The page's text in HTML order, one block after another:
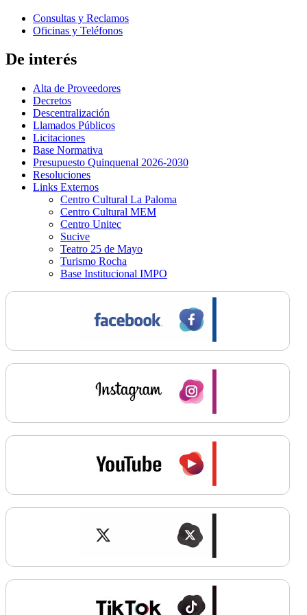
Consultas y Reclamos
Oficinas y Teléfonos
De interés
Alta de Proveedores
Decretos
Descentralización
Llamados Públicos
Licitaciones
Base Normativa
Presupuesto Quinquenal 2026-2030
Resoluciones
Links Externos
Centro Cultural La Paloma
Centro Cultural MEM
Centro Unitec
Sucive
Teatro 25 de Mayo
Turismo Rocha
Base Institucional IMPO